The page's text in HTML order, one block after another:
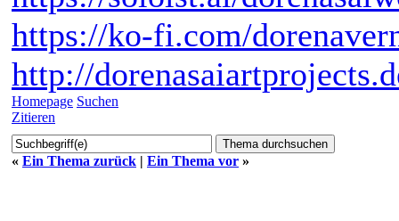
https://ko-fi.com/
http://
Homepage Suchen
Zitieren
« Ein Thema zurück | Ein Thema vor »